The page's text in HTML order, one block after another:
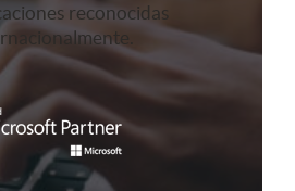
reconocidas